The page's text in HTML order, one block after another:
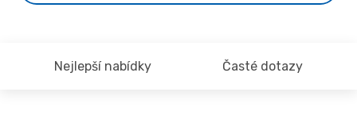
Nejlepší nabídky Časté dotazy